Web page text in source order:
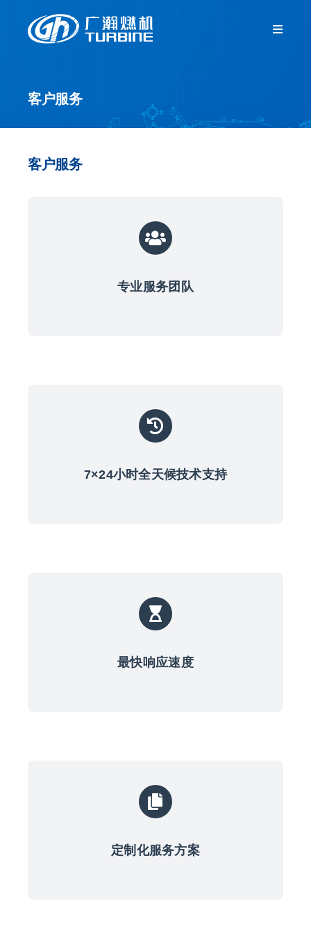
Toggle
新闻中心
客户服务
客户服务
专业服务团队
7×24小时全天候技术支持
最快响应速度
定制化服务方案